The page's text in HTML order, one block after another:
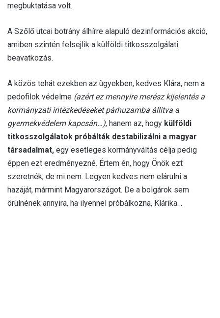
megbuktatása volt.
A Szőlő utcai botrány álhírre alapuló dezinformációs akció,
amiben szintén felsejlik a külföldi titkosszolgálati
beavatkozás.
A közös tehát ezekben az ügyekben, kedves Klára, nem a
pedofilok védelme (azért ez mennyire merész kijelentés a
kormányzati intézkedéseket párhuzamba állítva a
gyermekvédelem kapcsán…), hanem az, hogy külföldi
titkosszolgálatok próbálták destabilizálni a magyar
társadalmat, egy esetleges kormányváltás célja pedig
éppen ezt eredményezné. Értem én, hogy Önök ezt
szeretnék, de mi nem. Legyen kedves nem elárulni a
hazáját, mármint Magyarországot. De a bolgárok sem
örülnének annyira, ha ilyennel próbálkozna, Klárika…